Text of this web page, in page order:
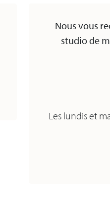
Nous vous
studio de
Les lundis et